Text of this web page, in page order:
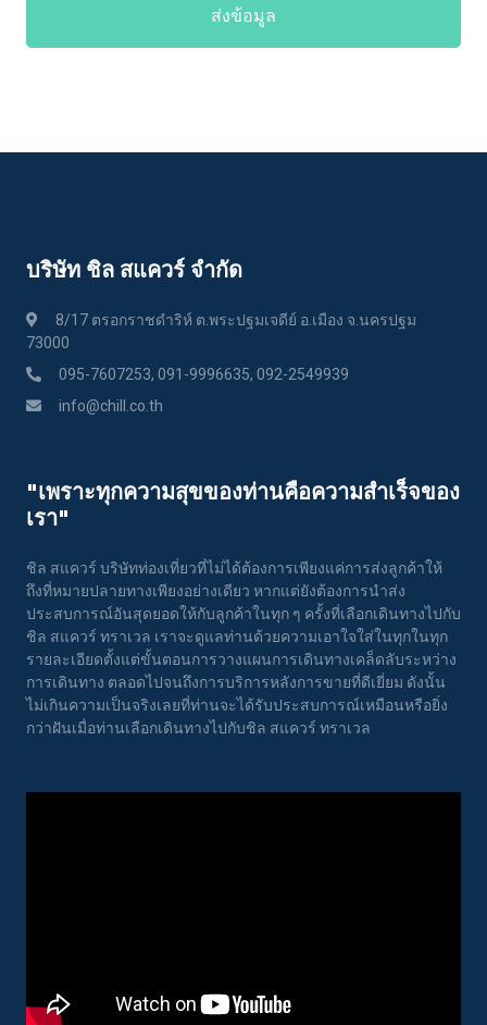
ส่งข้อมูล
บริษัท ชิล สแควร์ จำกัด
8/17 ตรอกราชดำริห์ ต.พระปฐมเจดีย์ อ.เมือง จ.นครปฐม
73000
095-7607253, 091-9996635, 092-2549939
info@chill.co.th
"เพราะทุกความสุขของท่านคือความสําเร็จของ
เรา"
ชิล สแควร์ บริษัทท่องเที่ยวที่ไม่ได้ต้องการเพียงแค่การส่งลูกค้าให้
ถึงที่หมายปลายทางเพียงอย่างเดียว หากแต่ยังต้องการนำส่ง
ประสบการณ์อันสุดยอดให้กับลูกค้าในทุก ๆ ครั้งที่เลือกเดินทางไปกับ
ชิล สแควร์ ทราเวล เราจะดูแลท่านด้วยความเอาใจใส่ในทุกในทุก
รายละเอียดตั้งแต่ขั้นตอนการวางแผนการเดินทางเคล็ดลับระหว่าง
การเดินทาง ตลอดไปจนถึงการบริการหลังการขายที่ดีเยี่ยม ดังนั้น
ไม่เกินความเป็นจริงเลยที่ท่านจะได้รับประสบการณ์เหมือนหรือยิ่ง
กว่าฝันเมื่อท่านเลือกเดินทางไปกับชิล สแควร์ ทราเวล